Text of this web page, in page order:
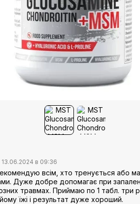
13.06.2024 в 09:36
всім, хто тренується або
Дуже добре допомагає при
травмах. Приймаю по 1 табл. три
їжі і результат дуже хороший.